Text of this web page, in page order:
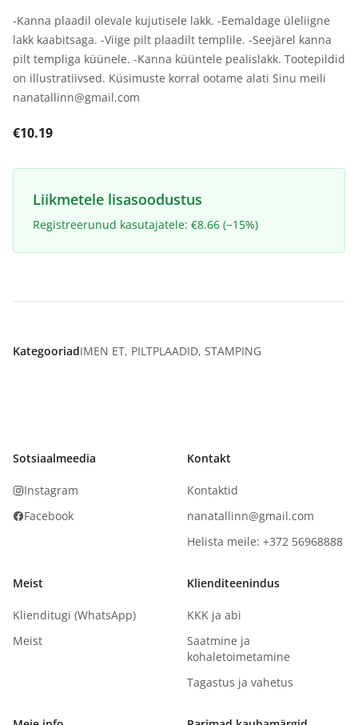
-Kanna plaadil olevale kujutisele lakk. -Eemaldage üleliigne
lakk kaabitsaga. -Viige pilt plaadilt templile. -Seejärel kanna
pilt templiga küünele. -Kanna küüntele pealislakk. Tootepildid
on illustratiivsed. Küsimuste korral ootame alati Sinu meili
nanatallinn@gmail.com
€10.19
Liikmetele lisasoodustus
Registreerunud kasutajatele: €8.66 (−15%)
KategooriadIMEN ET, PILTPLAADID, STAMPING
Sotsiaalmeedia
Instagram
Facebook
Kontakt
Kontaktid
nanatallinn@gmail.com
Helista meile: +372 56968888
Meist
Klienditugi (WhatsApp)
Meist
Klienditeenindus
KKK ja abi
Saatmine ja
kohaletoimetamine
Tagastus ja vahetus